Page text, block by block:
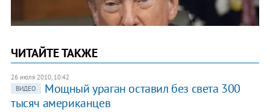
ЧИТАЙТЕ ТАКЖЕ
26 июля 2010, 10:42
ВИДЕО
Мощный ураган оставил без света 300
тысяч американцев